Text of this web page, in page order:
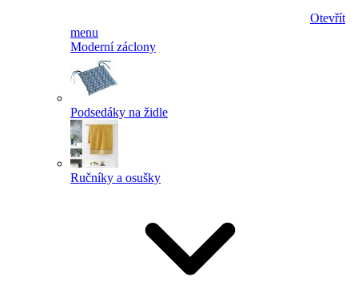
Otevřít
menu
Moderní záclony
Podsedáky na židle
Ručníky a osušky